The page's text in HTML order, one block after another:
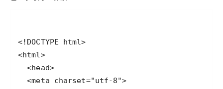
<html>
  <head>